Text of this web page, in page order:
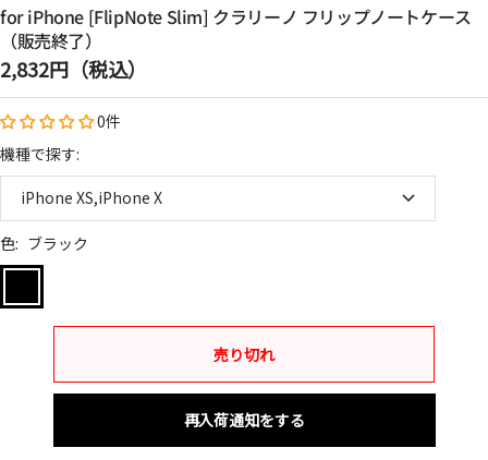
for iPhone [FlipNote Slim] クラリーノ フリップノートケース
（販売終了）
セ
ー
ル
価
格
2,832円（税込）
0件
機種で探す:
iPhone XS,iPhone X
色: ブラック
ラ
売り切れ
再入荷通知をする